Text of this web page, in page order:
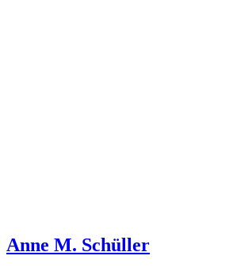
Anne M. Schüller